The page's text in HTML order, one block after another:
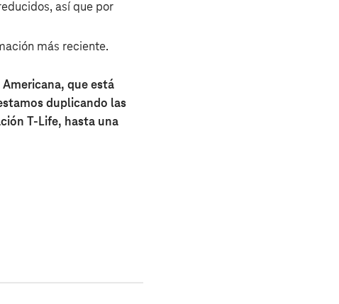
así que por
más reciente.
Americana, que está
duplicando las
T-Life, hasta una